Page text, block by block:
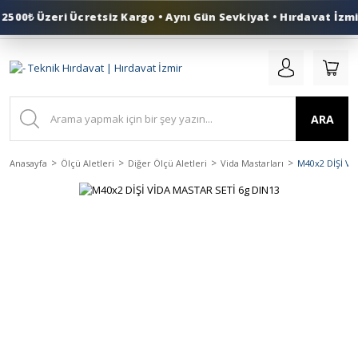
0 (553) 324 41 50
ARA
Anasayfa Ölçü Aletleri Diğer Ölçü Aletleri Vida Mastarları M40x2 DİŞİ
Üzeri Ücretsiz Kargo • Aynı Gün Sevkiyat • Hırdavat İzmir